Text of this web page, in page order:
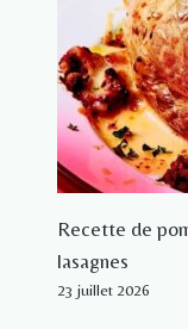
Recette de
lasagnes
23 juillet 2026